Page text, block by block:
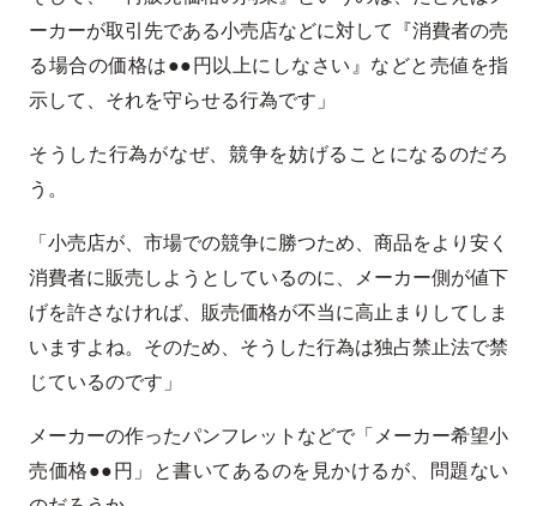
ーカーが取引先である小売店などに対して『消費者の売
る場合の価格は●●円以上にしなさい』などと売値を指
示して、それを守らせる行為です」
そうした行為がなぜ、競争を妨げることになるのだろ
う。
「小売店が、市場での競争に勝つため、商品をより安く
消費者に販売しようとしているのに、メーカー側が値下
げを許さなければ、販売価格が不当に高止まりしてしま
いますよね。そのため、そうした行為は独占禁止法で禁
じているのです」
メーカーの作ったパンフレットなどで「メーカー希望小
売価格●●円」と書いてあるのを見かけるが、問題ない